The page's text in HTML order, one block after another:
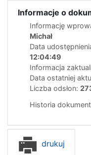
Informacje o
Informację
Michał
Data
12:04:49
Informacja
Data ostatniej
Liczba odsłon:
Historia
drukuj